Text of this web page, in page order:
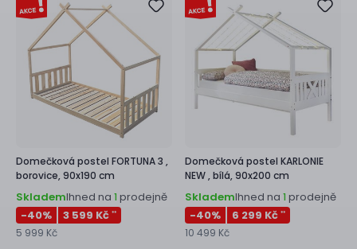
Domečková postel FORTUNA 3 ,
borovice, 90x190 cm
SklademIhned na 1 prodejně
-40% 3 599 Kč **
5 999 Kč
Domečková postel KARLONIE
NEW ,bílá, 90x200 cm
SklademIhned na 1 prodejně
-40% 6 299 Kč **
10 499 Kč